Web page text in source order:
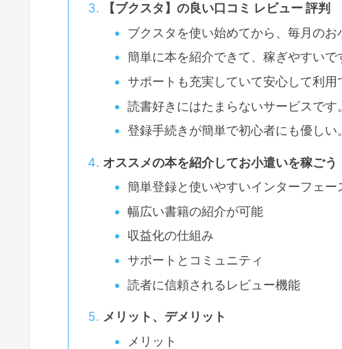
【ブクスタ】の良い口コミ レビュー 評判
ブクスタを使い始めてから、毎月のお
簡単に本を紹介できて、稼ぎやすいで
サポートも充実していて安心して利用
読書好きにはたまらないサービスです。
登録手続きが簡単で初心者にも優しい。
オススメの本を紹介してお小遣いを稼ご
簡単登録と使いやすいインターフェー
幅広い書籍の紹介が可能
収益化の仕組み
サポートとコミュニティ
読者に信頼されるレビュー機能
メリット、デメリット
メリット